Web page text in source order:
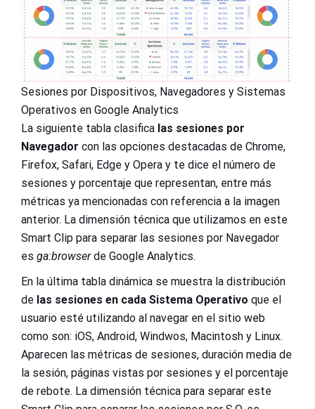
Sesiones por Dispositivos, Navegadores y Sistemas
Operativos en Google Analytics
La siguiente tabla clasifica las sesiones por
Navegador con las opciones destacadas de Chrome,
Firefox, Safari, Edge y Opera y te dice el número de
sesiones y porcentaje que representan, entre más
métricas ya mencionadas con referencia a la imagen
anterior. La dimensión técnica que utilizamos en este
Smart Clip para separar las sesiones por Navegador
es ga:browserde Google Analytics.
En la última tabla dinámica se muestra la distribución
de las sesiones en cada Sistema Operativo que el
usuario esté utilizando al navegar en el sitio web
como son: iOS, Android, Windwos, Macintosh y Linux.
Aparecen las métricas de sesiones, duración media de
la sesión, páginas vistas por sesiones y el porcentaje
de rebote. La dimensión técnica para separar este